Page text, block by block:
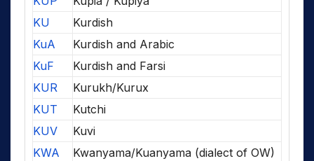
KU
Kurdish
KuA
Kurdish and Arabic
KuF
Kurdish and Farsi
KUR
Kurukh/Kurux
KUT
Kutchi
KUV
Kuvi
KWA
Kwanyama/Kuanyama (dialect of OW)